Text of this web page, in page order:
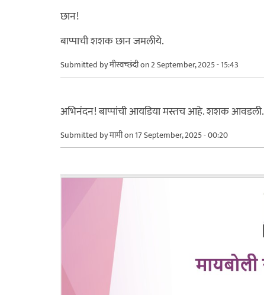
छान!
बाप्पाची शशक छान जमलीये.
Submitted byमीस्वच्छंदीon 2 September, 2025 - 15:43
अभिनंदन! बाप्पांची आयडिया मस्तच आहे. शशक आवडली.
Submitted byमामीon 17 September, 2025 - 00:20